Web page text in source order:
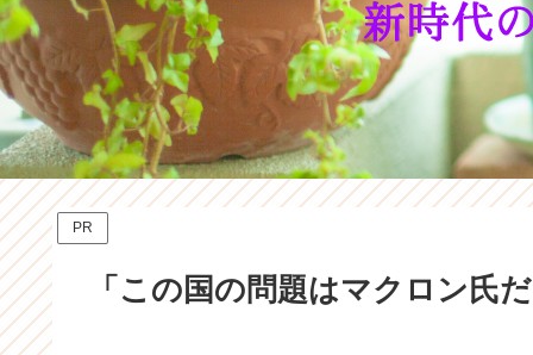
PR
「この国の問題はマクロン氏